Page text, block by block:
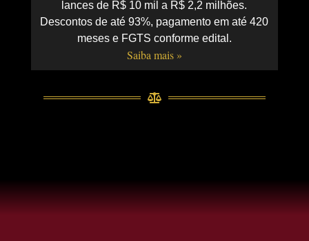
lances de R$ 10 mil a R$ 2,2 milhões.
Descontos de até 93%, pagamento em até 420
meses e FGTS conforme edital.
Saiba mais »